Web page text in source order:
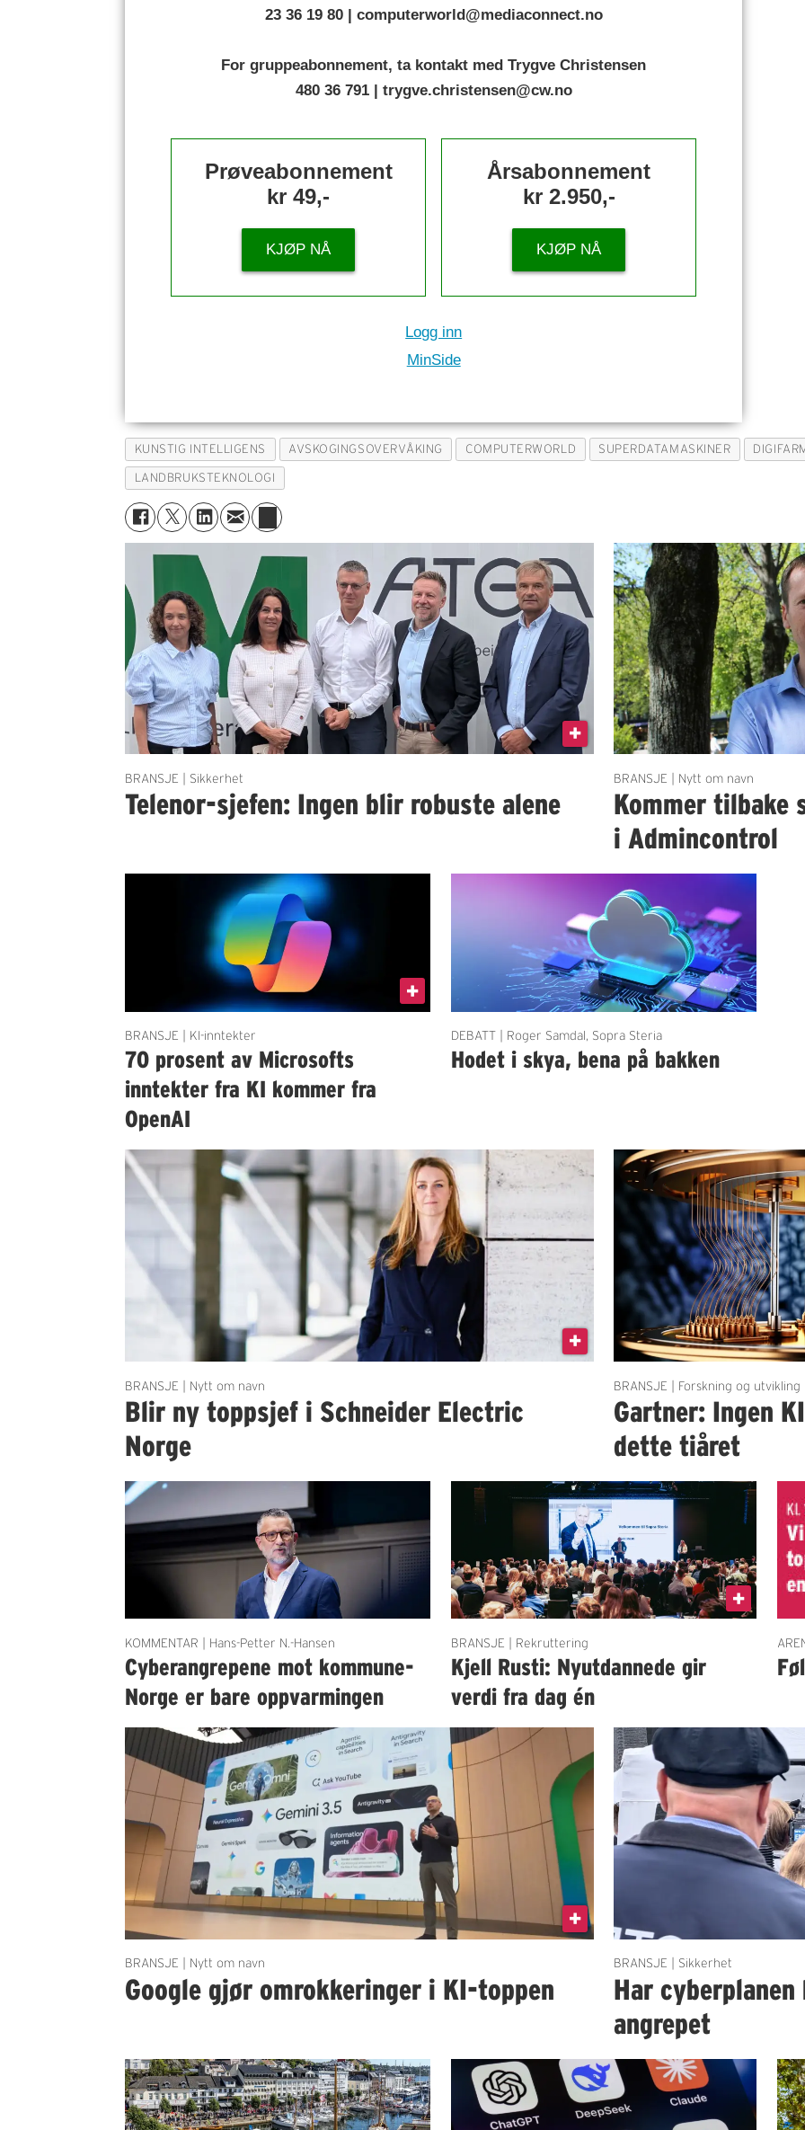
23 36 19 80 | computerworld@mediaconnect.no
For gruppeabonnement, ta kontakt med Trygve Christensen
480 36 791 | trygve.christensen@cw.no
Prøveabonnement
kr 49,-
KJØP NÅ
Årsabonnement
kr 2.950,-
KJØP NÅ
Logg inn
MinSide
KUNSTIG INTELLIGENS AVSKOGINGSOVERVÅKING COMPUTERWORLD SUPERDATAMASKINER
LANDBRUKSTEKNOLOGI
BRANSJE | Sikkerhet
Telenor-sjefen: Ingen blir robuste alene
BRANSJE | Nytt om navn
Kommer tilbake
i Admincontrol
BRANSJE | KI-inntekter
70 prosent av Microsofts
inntekter fra KI kommer fra
OpenAI
DEBATT | Roger Samdal, Sopra Steria
Hodet i skya, bena på bakken
BRANSJE | Nytt om navn
Blir ny toppsjef i Schneider Electric
Norge
BRANSJE | Forskning og utvikling
Gartner: Ingen
dette tiåret
KOMMENTAR | Hans-Petter N.-Hansen
Cyberangrepene mot kommune-
Norge er bare oppvarmingen
BRANSJE | Rekruttering
Kjell Rusti: Nyutdannede gir
verdi fra dag én
BRANSJE | Nytt om navn
Google gjør omrokkeringer i KI-toppen
BRANSJE | Sikkerhet
Har
angrepet